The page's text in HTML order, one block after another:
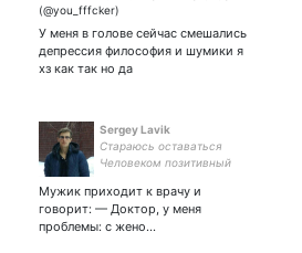
dngnrnp| zenless zone zero|
я рисую)) кинню альбедо и
У меня в голове сейчас смешались
депрессия философия и шумики я
хз как так но да
Sergey Lavik
Стараюсь оставаться
Человеком позитивный
Мужик приходит к врачу и
говорит: — Доктор, у меня
проблемы: с жено…